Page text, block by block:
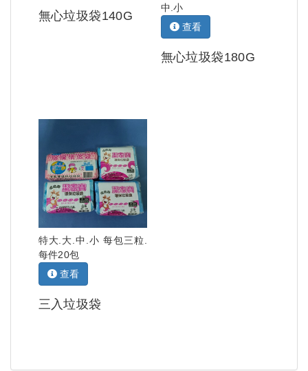
無心垃圾袋140G
中.小
查看
無心垃圾袋180G
特大.大.中.小 每包三粒.
每件20包
查看
三入垃圾袋